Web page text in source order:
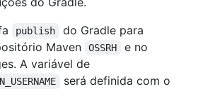
publish
do Gradle para
Maven
OSSRH
e no
A variável de
será definida com o